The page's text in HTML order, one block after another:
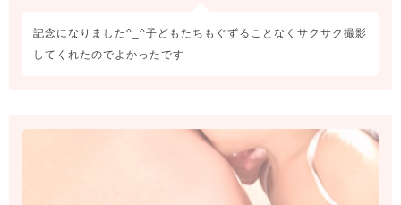
記念になりました^_^子どもたちもぐずることなくサクサク撮影
してくれたのでよかったです